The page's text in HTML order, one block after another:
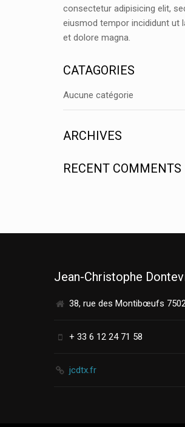
consectetur adipisicing elit,
eiusmod tempor incididunt ut
et dolore magna.
CATAGORIES
Aucune catégorie
ARCHIVES
RECENT COMMENTS
Jean-Christophe
38, rue des Montibœufs
+ 33 6 12 24 71 58
jcdtx.fr